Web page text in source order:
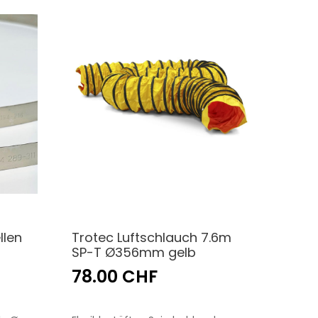
Trotec Luftschlauch 7.6m
SP-T Ø356mm gelb
78.00 CHF